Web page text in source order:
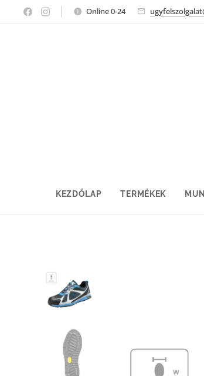
Online 0-24
KEZDŐLAP TERMÉKEK